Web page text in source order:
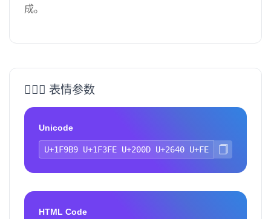
成。
🦹🏾‍♀️ 表情参数
Unicode
HTML Code